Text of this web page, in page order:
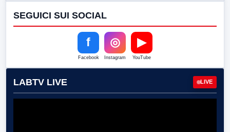
SEGUICI SUI SOCIAL
f
Facebook
◎
Instagram
▶
YouTube
LABTV LIVE LIVE